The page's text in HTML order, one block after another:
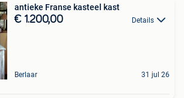
antieke Franse kasteel kast
€ 1.200,00 Details
Berlaar 31 jul 26